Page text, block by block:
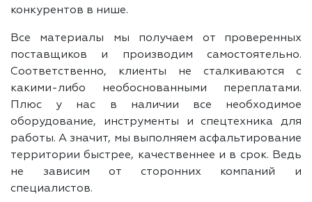
конкурентов в нише.
Все материалы мы получаем от проверенных
поставщиков и производим самостоятельно.
Соответственно, клиенты не сталкиваются с
какими-либо необоснованными переплатами.
Плюс у нас в наличии все необходимое
оборудование, инструменты и спецтехника для
работы. А значит, мы выполняем асфальтирование
территории быстрее, качественнее и в срок. Ведь
не зависим от сторонних компаний и
специалистов.